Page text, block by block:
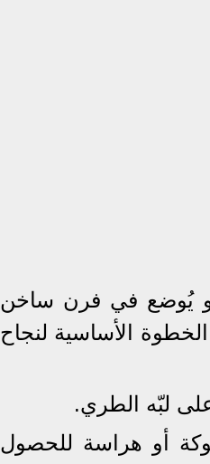
أو يُوضع في فرن ساخن
الأساسية لنجاح
أو هراسة للحصول